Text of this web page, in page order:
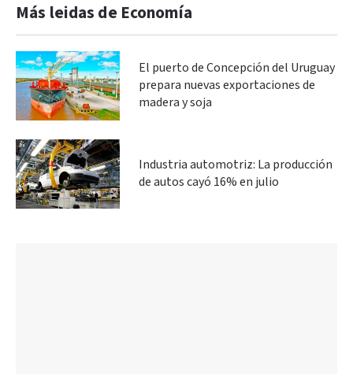
Más leidas de Economía
El puerto de Concepción del Uruguay
prepara nuevas exportaciones de
madera y soja
Industria automotriz: La producción
de autos cayó 16% en julio